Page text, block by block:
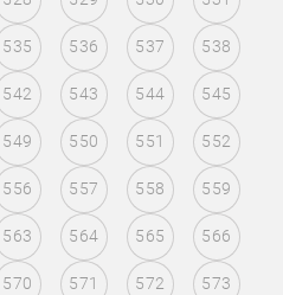
535 536 537 538
542 543 544 545
549 550 551 552
556 557 558 559
563 564 565 566
570 571 572 573